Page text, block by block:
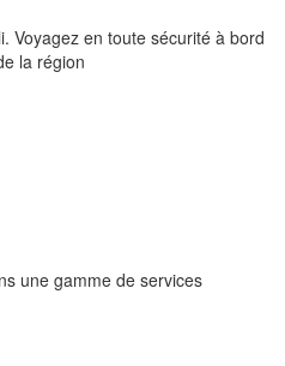
Voyagez en toute sécurité à bord
la région
une gamme de services